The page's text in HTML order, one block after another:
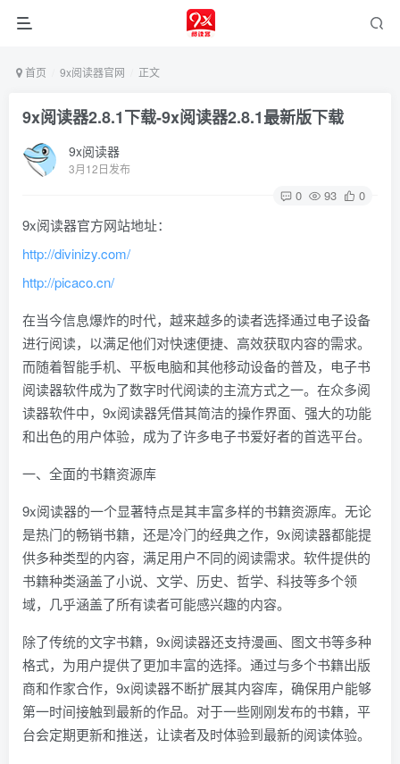
首页 9x阅读器官网 正文
9x阅读器2.8.1下载-9x阅读器2.8.1最新版下载
9x阅读器
3月12日发布
0 93 0
9x阅读器官方网站地址：
http://divinizy.com/
http://picaco.cn/
在当今信息爆炸的时代，越来越多的读者选择通过电子设备
进行阅读，以满足他们对快速便捷、高效获取内容的需求。
而随着智能手机、平板电脑和其他移动设备的普及，电子书
阅读器软件成为了数字时代阅读的主流方式之一。在众多阅
读器软件中，9x阅读器凭借其简洁的操作界面、强大的功能
和出色的用户体验，成为了许多电子书爱好者的首选平台。
一、全面的书籍资源库
9x阅读器的一个显著特点是其丰富多样的书籍资源库。无论
是热门的畅销书籍，还是冷门的经典之作，9x阅读器都能提
供多种类型的内容，满足用户不同的阅读需求。软件提供的
书籍种类涵盖了小说、文学、历史、哲学、科技等多个领
域，几乎涵盖了所有读者可能感兴趣的内容。
除了传统的文字书籍，9x阅读器还支持漫画、图文书等多种
格式，为用户提供了更加丰富的选择。通过与多个书籍出版
商和作家合作，9x阅读器不断扩展其内容库，确保用户能够
第一时间接触到最新的作品。对于一些刚刚发布的书籍，平
台会定期更新和推送，让读者及时体验到最新的阅读体验。